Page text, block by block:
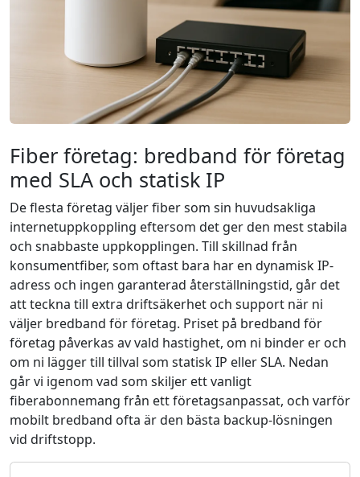
Fiber företag: bredband för företag
med SLA och statisk IP
De flesta företag väljer fiber som sin huvudsakliga
internetuppkoppling eftersom det ger den mest stabila
och snabbaste uppkopplingen. Till skillnad från
konsumentfiber, som oftast bara har en dynamisk IP-
adress och ingen garanterad återställningstid, går det
att teckna till extra driftsäkerhet och support när ni
väljer bredband för företag. Priset på bredband för
företag påverkas av vald hastighet, om ni binder er och
om ni lägger till tillval som statisk IP eller SLA. Nedan
går vi igenom vad som skiljer ett vanligt
fiberabonnemang från ett företagsanpassat, och varför
mobilt bredband ofta är den bästa backup-lösningen
vid driftstopp.